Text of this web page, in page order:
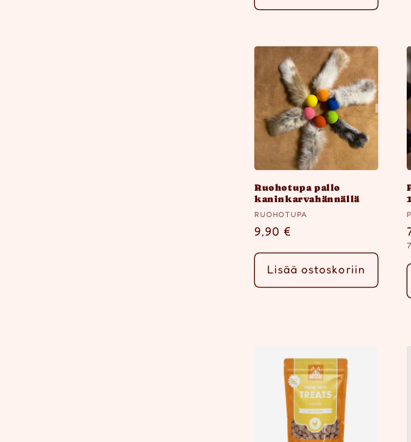
Ruohotupa pallo
kaninkarvahännällä
Myyjä:
RUOHOTUPA
Normaalihinta
9,90 €
Lisää ostoskoriin